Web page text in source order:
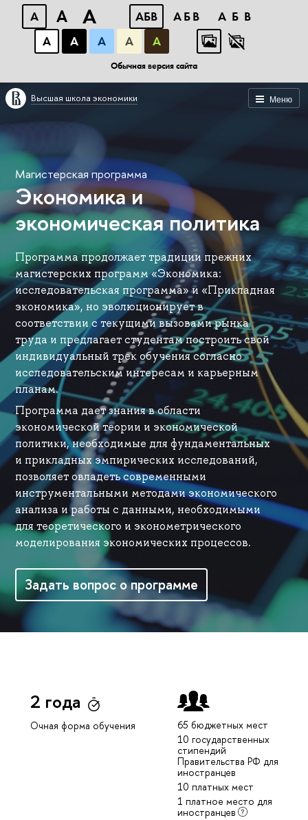
A A A АБВ АБВ
АБВ
А
А А А А
Обычная версия сайта
Меню
Высшая школа экономики
Магистерская программа
Экономика и
экономическая политика
Программа продолжает традиции прежних
магистерских программ «Экономика:
исследовательская программа» и «Прикладная
экономика», но эволюционирует в
соответствии с текущими вызовами рынка
труда и предлагает студентам построить свой
индивидуальный трек обучения согласно
исследовательским интересам и карьерным
планам.
Программа дает знания в области
экономической теории и экономической
политики, необходимые для фундаментальных
и прикладных эмпирических исследований,
позволяет овладеть современными
инструментальными методами экономического
анализа и работы с данными, необходимыми
для теоретического и эконометрического
моделирования экономических процессов.
Задать вопрос о программе
2 года
Очная форма обучения
65 бюджетных мест
10 государственных
стипендий
Правительства РФ для
иностранцев
10 платных мест
1 платное место для
иностранцев